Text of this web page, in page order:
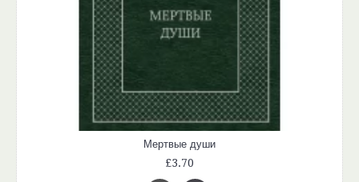
Мертвые души
£3.70